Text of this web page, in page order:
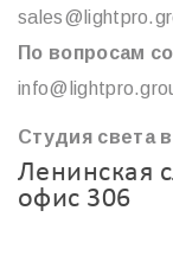
По вопросам
Студия света
Ленинская
офис 306